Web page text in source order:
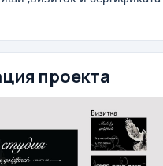
проекта